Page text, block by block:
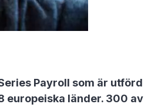
Payroll som är utförd
europeiska länder. 300 av